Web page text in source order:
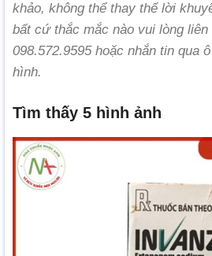
khảo, không thể thay thế lời
bất cứ thắc mắc nào vui lòng liên
098.572.9595 hoặc nhắn tin qua
hình.
Tìm thấy 5 hình ảnh